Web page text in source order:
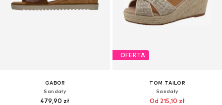
GABOR
Sandały
479,90 zł
OFERTA
TOM TAILOR
Sandały
Od 215,10 zł